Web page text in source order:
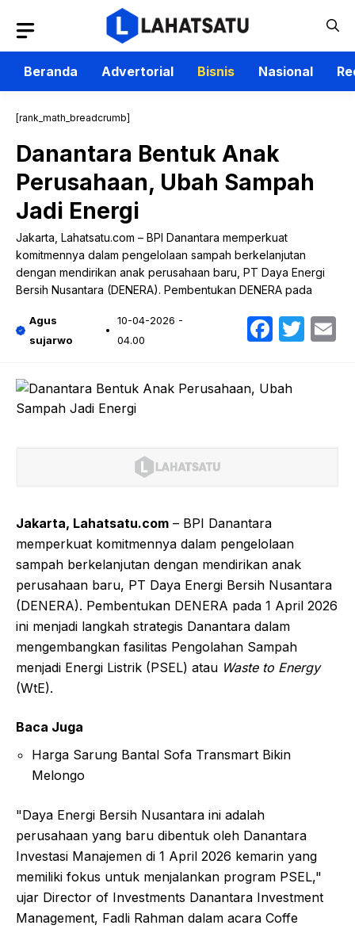
isi
Beranda
Advertorial Bisnis Nasional
[rank_math_breadcrumb]
Danantara Bentuk Anak
Perusahaan, Ubah Sampah
Jadi Energi
Jakarta, Lahatsatu.com – BPI Danantara memperkuat
komitmennya dalam pengelolaan sampah berkelanjutan
dengan mendirikan anak perusahaan baru, PT Daya Energi
Bersih Nusantara (DENERA). Pembentukan DENERA pada
Agus
sujarwo
10-04-2026 -
04.00
Jakarta, Lahatsatu.com – BPI Danantara
memperkuat komitmennya dalam pengelolaan
sampah berkelanjutan dengan mendirikan anak
perusahaan baru, PT Daya Energi Bersih Nusantara
(DENERA). Pembentukan DENERA pada 1 April 2026
ini menjadi langkah strategis Danantara dalam
mengembangkan fasilitas Pengolahan Sampah
menjadi Energi Listrik (PSEL) atau Waste to Energy
(WtE).
Baca Juga
Harga Sarung Bantal Sofa Transmart Bikin
Melongo
"Daya Energi Bersih Nusantara ini adalah
perusahaan yang baru dibentuk oleh Danantara
Investasi Manajemen di 1 April 2026 kemarin yang
memiliki fokus untuk menjalankan program PSEL,"
ujar Director of Investments Danantara Investment
Management, Fadli Rahman dalam acara Coffe